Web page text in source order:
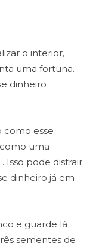
o interior,
uma fortuna.
dinheiro
como esse
uma
Isso pode distrair
dinheiro já em
e guarde lá
sementes de